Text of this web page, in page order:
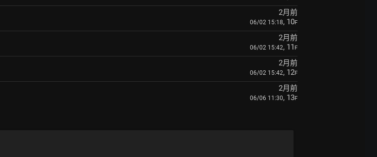
2月前
06/02 15:18, 10F
2月前
06/02 15:42, 11 F
2月前
06/02 15:42, 12F
2月前
06/06 11:30, 13F